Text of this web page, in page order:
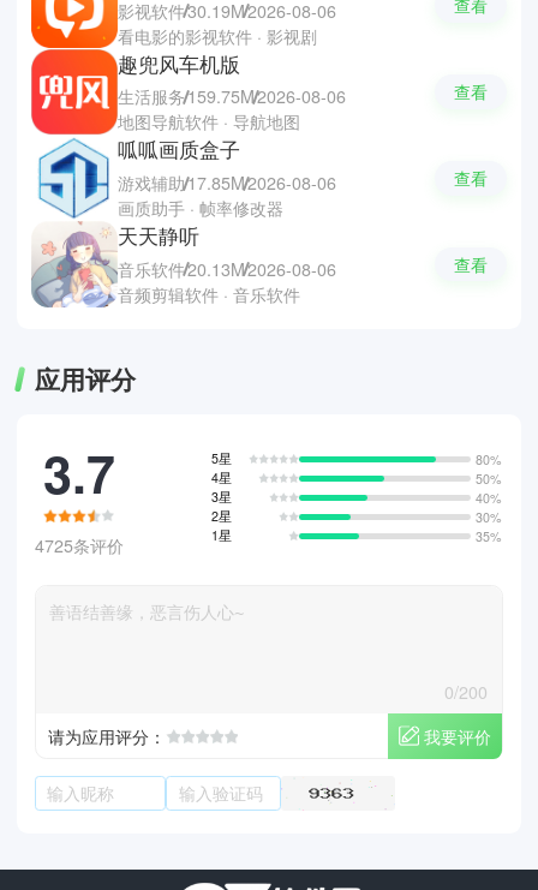
影视软件30.19M2026-08-06
看电影的影视软件 · 影视剧
查看
趣兜风车机版
生活服务159.75M2026-08-06
地图导航软件 · 导航地图
查看
呱呱画质盒子
游戏辅助17.85M2026-08-06
画质助手 · 帧率修改器
查看
天天静听
音乐软件20.13M2026-08-06
音频剪辑软件 · 音乐软件
查看
应用评分
3.7
4725条评价
5星
80%
4星
50%
3星
40%
2星
30%
1星
35%
0/200
请为应用评分：
我要评价